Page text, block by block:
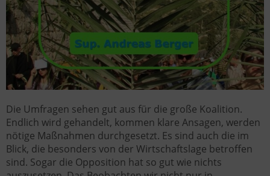
Die Umfragen sehen gut aus für die große Koalition.
Endlich wird gehandelt, kommen klare Ansagen, werden
nötige Maßnahmen durchgesetzt. Es sind auch die im
Blick, die besonders von der Wirtschaftslage betroffen
sind. Sogar die Opposition hat so gut wie nichts